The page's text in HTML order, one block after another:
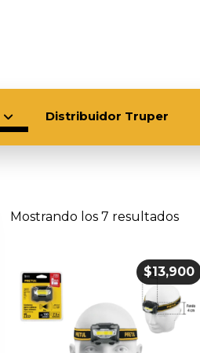
Distribuidor Truper
Mostrando los 7 resultados
$13,900